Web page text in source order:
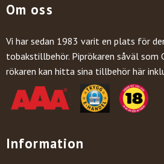
Om oss
Vi har sedan 1983 varit en plats för
tobakstillbehör. Piprökaren såväl som
rökaren kan hitta sina tillbehör här
Information